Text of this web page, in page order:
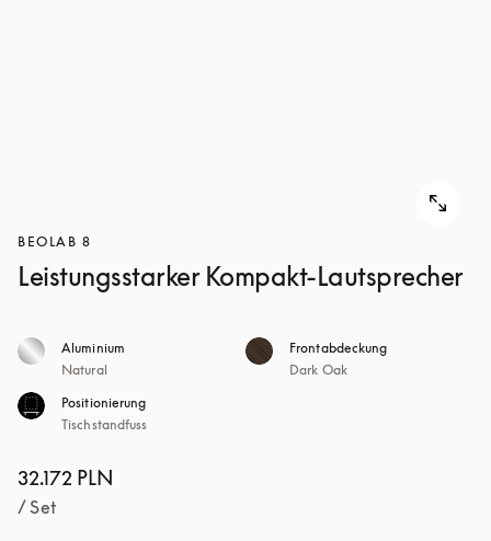
BEOLAB 8
Leistungsstarker Kompakt-Lautsprecher
Aluminium
Natural
Frontabdeckung
Dark Oak
Positionierung
Tischstandfuss
32.172 PLN
/ Set